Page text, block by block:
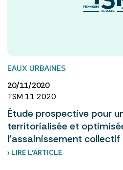
EAUX URBAINES
20/11/2020
TSM 11 2020
Étude prospective pour
territorialisée et
l’assainissement collectif
› LIRE L’ARTICLE